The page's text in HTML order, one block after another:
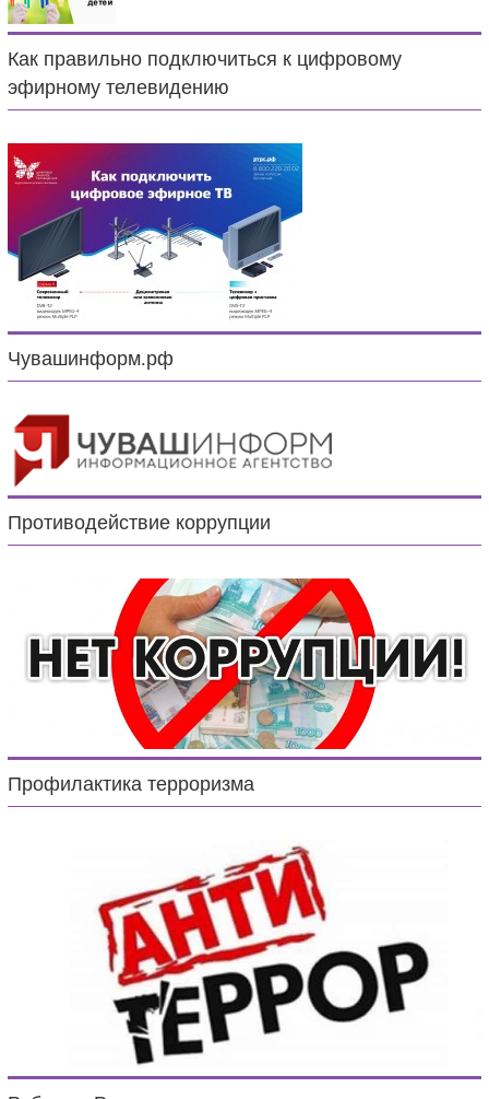
Как правильно подключиться к цифровому
эфирному телевидению
Чувашинформ.рф
Противодействие коррупции
Профилактика терроризма